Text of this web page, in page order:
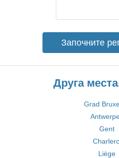
Започните
Друга
Grad
Gent
Liège